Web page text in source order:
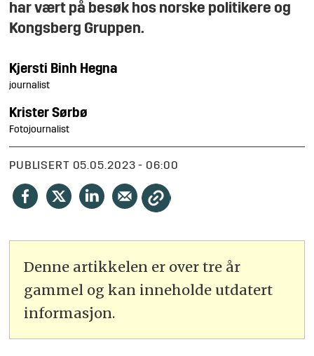
har vært på besøk hos norske politikere og
Kongsberg Gruppen.
Kjersti Binh Hegna
journalist
Krister Sørbø
Fotojournalist
PUBLISERT 05.05.2023 - 06:00
Denne artikkelen er over tre år
gammel og kan inneholde utdatert
informasjon.